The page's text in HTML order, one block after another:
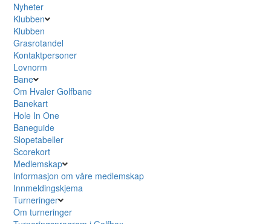
Nyheter
Klubben
Klubben
Grasrotandel
Kontaktpersoner
Lovnorm
Bane
Om Hvaler Golfbane
Banekart
Hole In One
Baneguide
Slopetabeller
Scorekort
Medlemskap
Informasjon om våre medlemskap
Innmeldingskjema
Turneringer
Om turneringer